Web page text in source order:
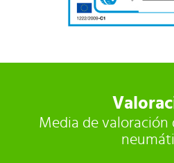
Media de valoración